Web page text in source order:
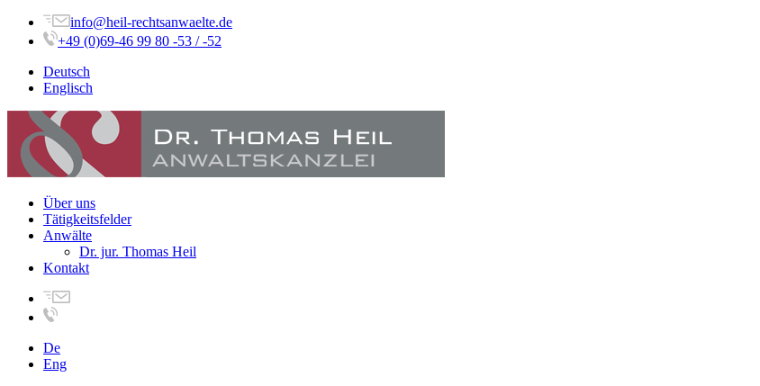
info@heil-rechtsanwaelte.de
+49 (0)69-46 99 80 -53 / -52
Deutsch
Englisch
Über uns
Tätigkeitsfelder
Anwälte
Dr. jur. Thomas Heil
Kontakt
De
Eng